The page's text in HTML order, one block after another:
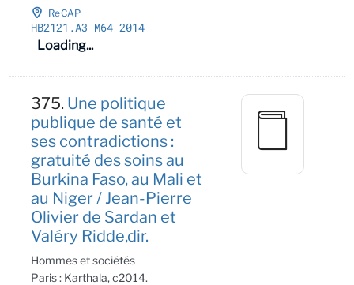
ReCAP
HB2121 .A3 M64 2014
Loading...
375. Une politique
publique de santé et
ses contradictions :
gratuité des soins au
Burkina Faso, au Mali et
au Niger / Jean-Pierre
Olivier de Sardan et
Valéry Ridde,dir.
Hommes et sociétés
Paris : Karthala, c2014.